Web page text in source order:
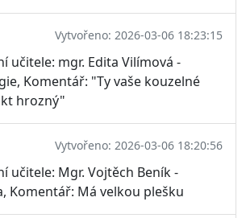
Vytvořeno: 2026-03-06 18:23:15
učitele: mgr. Edita Vilímová -
Komentář: "Ty vaše kouzelné
hrozný"
Vytvořeno: 2026-03-06 18:20:56
učitele: Mgr. Vojtěch Beník -
Komentář: Má velkou plešku